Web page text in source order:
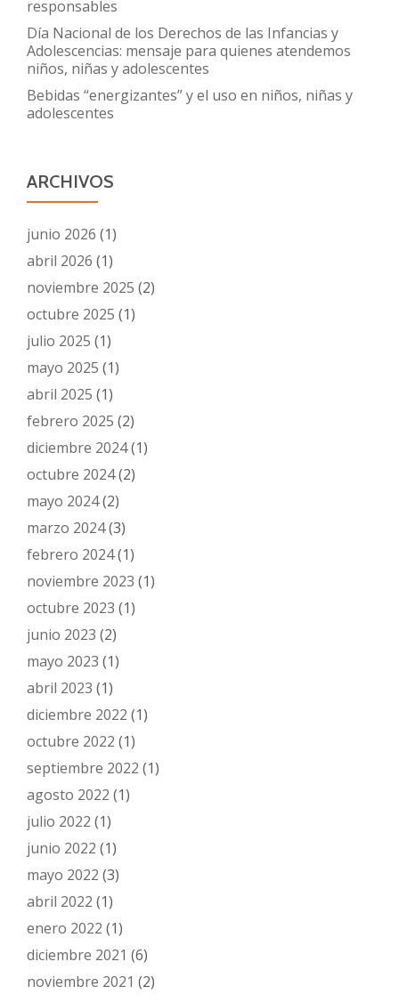
responsables
Día Nacional de los Derechos de las Infancias y
Adolescencias: mensaje para quienes atendemos
niños, niñas y adolescentes
Bebidas “energizantes” y el uso en niños, niñas y
adolescentes
ARCHIVOS
junio 2026 (1)
abril 2026 (1)
noviembre 2025 (2)
octubre 2025 (1)
julio 2025 (1)
mayo 2025 (1)
abril 2025 (1)
febrero 2025 (2)
diciembre 2024(1)
octubre 2024(2)
mayo 2024(2)
marzo 2024(3)
febrero 2024(1)
noviembre 2023 (1)
octubre 2023 (1)
junio 2023 (2)
mayo 2023 (1)
abril 2023 (1)
diciembre 2022 (1)
octubre 2022 (1)
septiembre 2022 (1)
agosto 2022 (1)
julio 2022 (1)
junio 2022 (1)
mayo 2022 (3)
abril 2022 (1)
enero 2022 (1)
diciembre 2021 (6)
noviembre 2021 (2)